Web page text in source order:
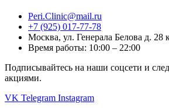
Peri.Clinic@mail.ru
+7 (925) 017-77-78
Москва, ул. Генерала Белова д. 28
Время работы: 10:00 – 22:00
Подписывайтесь на наши соцсети и
акциями.
VK Telegram Instagram